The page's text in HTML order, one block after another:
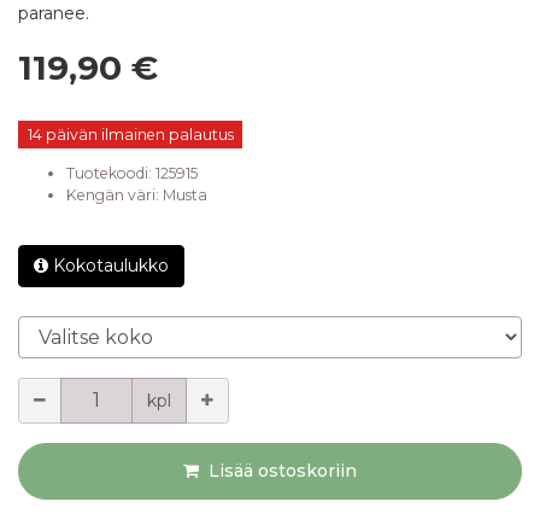
paranee.
119,90 €
14 päivän ilmainen palautus
Tuotekoodi: 125915
Kengän väri: Musta
Kokotaulukko
Valitse koko
kpl
Lisää ostoskoriin